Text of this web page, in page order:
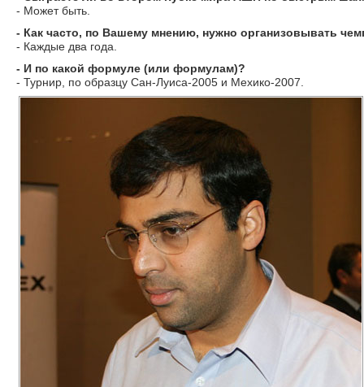
- Может быть.
- Как часто, по Вашему мнению, нужно организовывать
- Каждые два года.
- И по какой формуле (или формулам)?
- Турнир, по образцу Сан-Луиса-2005 и Мехико-2007.